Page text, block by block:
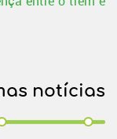
notícias